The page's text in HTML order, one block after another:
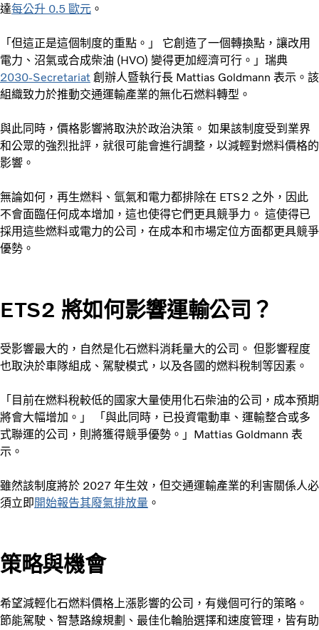
達每公升 0.5 歐元 。
「但這正是這個制度的重點。」 它創造了一個轉換點，讓改用
電力、沼氣或合成柴油 (HVO) 變得更加經濟可行。」瑞典
2030-Secretariat 創辦人暨執行長 Mattias Goldmann 表示。該
組織致力於推動交通運輸產業的無化石燃料轉型。
與此同時，價格影響將取決於政治決策。 如果該制度受到業界
和公眾的強烈批評，就很可能會進行調整，以減輕對燃料價格的
影響。
無論如何，再生燃料、氫氣和電力都排除在 ETS2 之外，因此
不會面臨任何成本增加，這也使得它們更具競爭力。 這使得已
採用這些燃料或電力的公司，在成本和市場定位方面都更具競爭
優勢。
ETS2 將如何影響運輸公司？
受影響最大的，自然是化石燃料消耗量大的公司。 但影響程度
也取決於車隊組成、駕駛模式，以及各國的燃料稅制等因素。
「目前在燃料稅較低的國家大量使用化石柴油的公司，成本預期
將會大幅增加。」 「與此同時，已投資電動車、運輸整合或多
式聯運的公司，則將獲得競爭優勢。」Mattias Goldmann 表
示。
雖然該制度將於 2027 年生效，但交通運輸產業的利害關係人必
須立即開始報告其廢氣排放量 。
策略與機會
希望減輕化石燃料價格上漲影響的公司，有幾個可行的策略。
節能駕駛、智慧路線規劃、最佳化輪胎選擇和速度管理，皆有助